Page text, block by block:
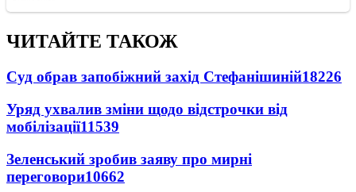
ЧИТАЙТЕ ТАКОЖ
Суд обрав запобіжний захід Стефанішиній18226
Уряд ухвалив зміни щодо відстрочки від
мобілізації11539
Зеленський зробив заяву про мирні
переговори10662